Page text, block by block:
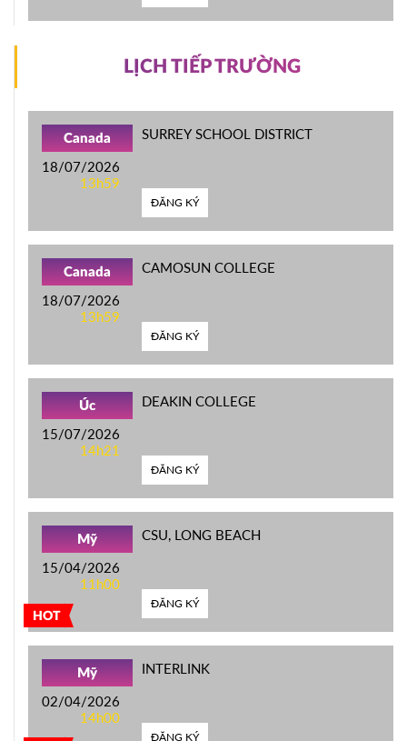
LỊCH TIẾP TRƯỜNG
Canada
18/07/2026
13h59
SURREY SCHOOL DISTRICT
ĐĂNG KÝ
Canada
18/07/2026
13h59
CAMOSUN COLLEGE
ĐĂNG KÝ
Úc
15/07/2026
14h21
DEAKIN COLLEGE
ĐĂNG KÝ
HOT
Mỹ
15/04/2026
11h00
CSU, LONG BEACH
ĐĂNG KÝ
Mỹ
02/04/2026
14h00
INTERLINK
ĐĂNG KÝ